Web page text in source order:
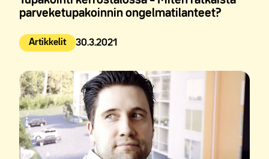
parveketupakoinnin ongelmatilanteet?
Artikkelit
Julkaistu: 30.3.2021